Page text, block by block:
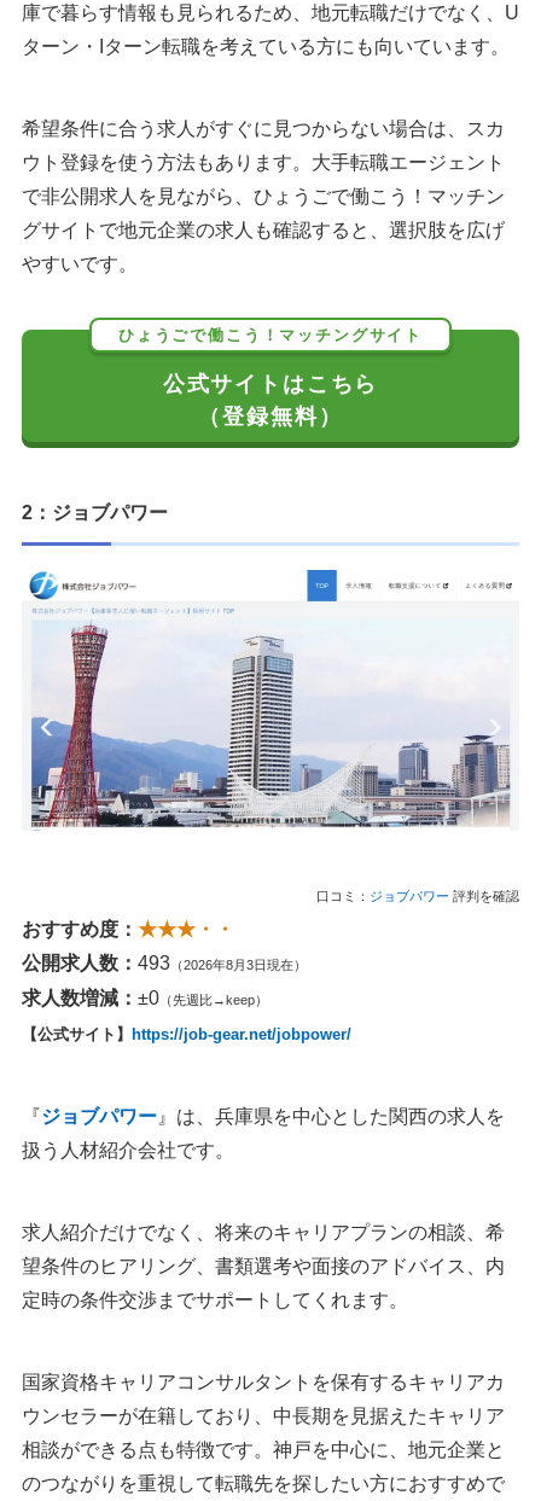
庫で暮らす情報も見られるため、地元転職だけでなく、U
ターン・Iターン転職を考えている方にも向いています。
希望条件に合う求人がすぐに見つからない場合は、スカ
ウト登録を使う方法もあります。大手転職エージェント
で非公開求人を見ながら、ひょうごで働こう！マッチン
グサイトで地元企業の求人も確認すると、選択肢を広げ
やすいです。
ひょうごで働こう！マッチングサイト
公式サイトはこちら
（登録無料）
2：ジョブパワー
口コミ： ジョブパワー 評判を確認
おすすめ度： ★★★・・
公開求人数： 493 （2026年8月3日現在）
求人数増減： ±0 （先週比→keep）
【公式サイト】 https://job-gear.net/jobpower/
『ジョブパワー 』は、兵庫県を中心とした関西の求人を
扱う人材紹介会社です。
求人紹介だけでなく、将来のキャリアプランの相談、希
望条件のヒアリング、書類選考や面接のアドバイス、内
定時の条件交渉までサポートしてくれます。
国家資格キャリアコンサルタントを保有するキャリアカ
ウンセラーが在籍しており、中長期を見据えたキャリア
相談ができる点も特徴です。神戸を中心に、地元企業と
のつながりを重視して転職先を探したい方におすすめで